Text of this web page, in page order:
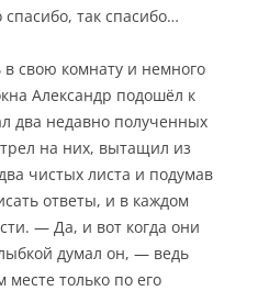
так спасибо…
свою комнату и немного
Александр подошёл к
два недавно полученных
на них, вытащил из
чистых листа и подумав
ответы, и в каждом
— Да, и вот когда они
думал он, — ведь
только по его